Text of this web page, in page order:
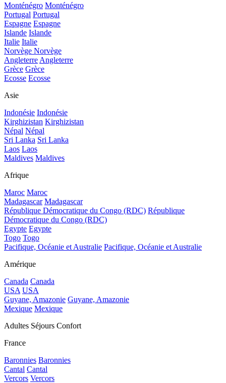
Monténégro Monténégro
Portugal Portugal
Espagne Espagne
Islande Islande
Italie Italie
Norvège Norvège
Angleterre Angleterre
Grèce Grèce
Ecosse Ecosse
Asie
Indonésie Indonésie
Kirghizistan Kirghizistan
Népal Népal
Sri Lanka Sri Lanka
Laos Laos
Maldives Maldives
Afrique
Maroc Maroc
Madagascar Madagascar
République Démocratique du Congo (RDC) République
Démocratique du Congo (RDC)
Egypte Egypte
Togo Togo
Pacifique, Océanie et Australie Pacifique, Océanie et Australie
Amérique
Canada Canada
USA USA
Guyane, Amazonie Guyane, Amazonie
Mexique Mexique
Adultes Séjours Confort
France
Baronnies Baronnies
Cantal Cantal
Vercors Vercors